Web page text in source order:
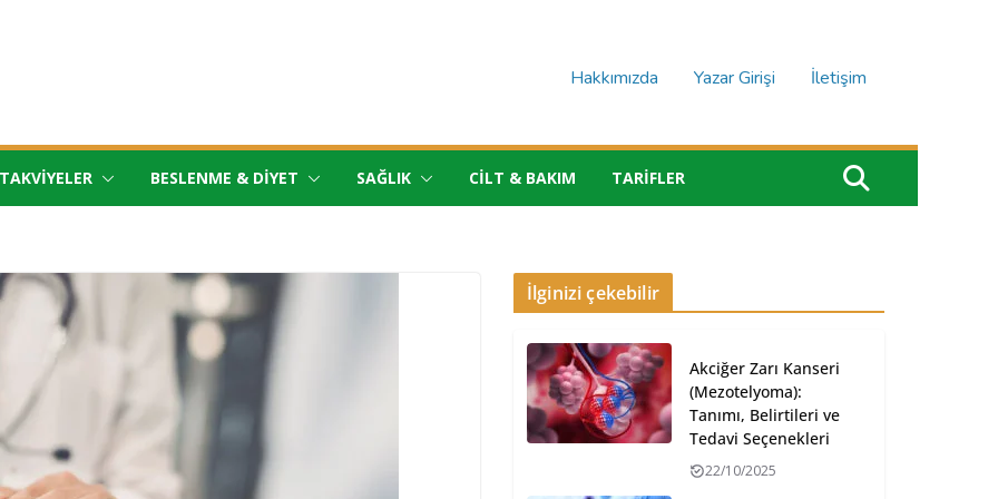
Hakkımızda Yazar Girişi İletişim
TAKVIYELER BESLENME & DIYET SAĞLIK CILT & BAKIM TARIFLER
İlginizi çekebilir
Akciğer Zarı Kanseri
(Mezotelyoma):
Tanımı, Belirtileri ve
Tedavi Seçenekleri
22/10/2025